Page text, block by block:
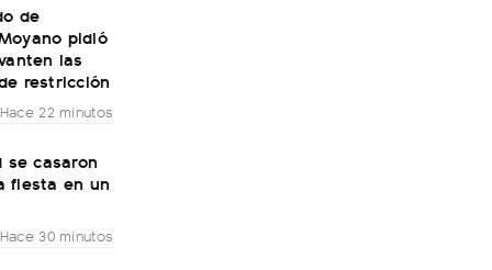
de
pidió
las
restricción
Hace 22 minutos
se casaron
fiesta en un
Hace 30 minutos